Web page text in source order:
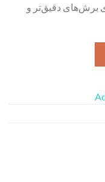
برش‌های دقیق‌تر و